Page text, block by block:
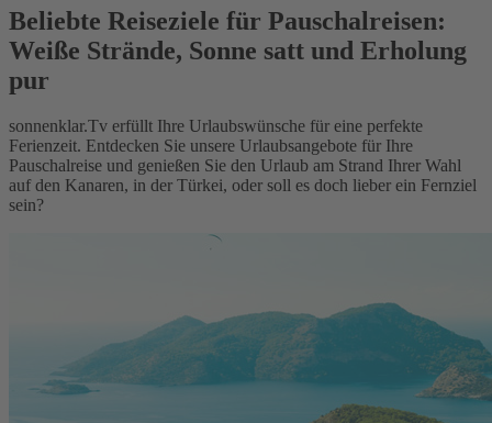
Beliebte Reiseziele für Pauschalreisen:
Weiße Strände, Sonne satt und Erholung
pur
sonnenklar.Tv erfüllt Ihre Urlaubswünsche für eine perfekte
Ferienzeit. Entdecken Sie unsere Urlaubsangebote für Ihre
Pauschalreise und genießen Sie den Urlaub am Strand Ihrer Wahl
auf den Kanaren, in der Türkei, oder soll es doch lieber ein Fernziel
sein?